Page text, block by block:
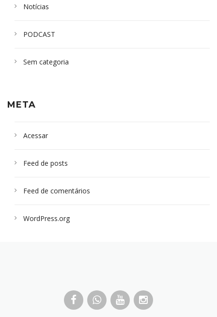
Notícias
PODCAST
Sem categoria
META
Acessar
Feed de posts
Feed de comentários
WordPress.org